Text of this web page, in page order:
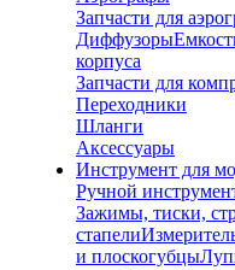
Запчасти для
Диффузоры
корпуса
Запчасти для
Переходники
Шланги
Аксессуары
Инструмент для
Ручной
Зажимы, тиски,
стапели
и плоскогубцы